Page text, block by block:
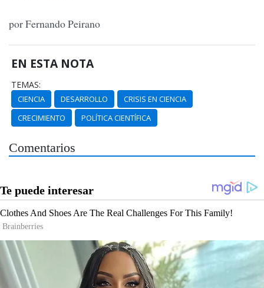
por Fernando Peirano
EN ESTA NOTA
TEMAS:
CIENCIA DESARROLLO
CRISIS EN CIENCIA
CRECIMIENTO
POLÍTICA CIENTÍFICA
Comentarios